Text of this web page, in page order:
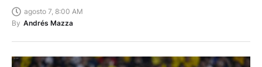
agosto 7, 8:00 AM
By Andrés Mazza